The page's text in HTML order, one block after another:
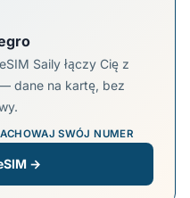
Saily łączy Cię z
dane na kartę, bez
SWÓJ NUMER
→